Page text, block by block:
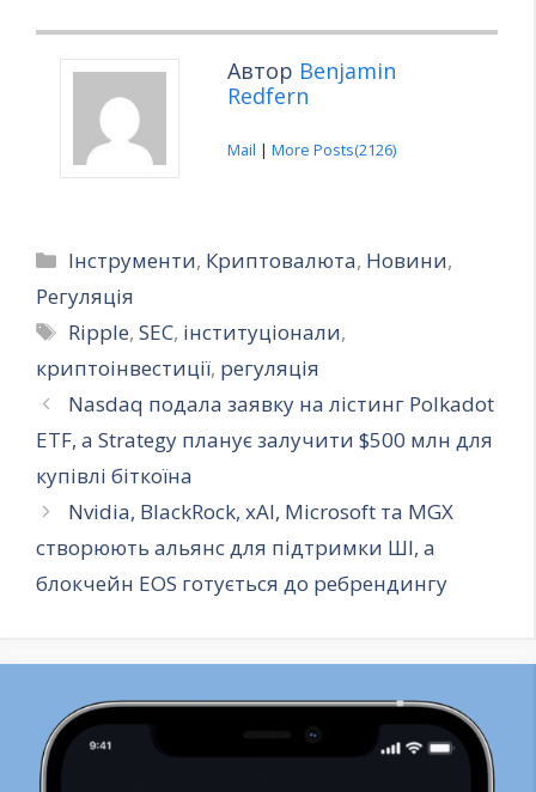
Автор Benjamin
Redfern
Mail | More Posts(2126)
Категорії
Інструменти, Криптовалюта, Новини,
Регуляція
Позначки
Ripple,SEC, інституціонали,
криптоінвестиції, регуляція
Nasdaq подала заявку на лістинг Polkadot
ETF, а Strategy планує залучити $500 млн для
купівлі біткоїна
Nvidia, BlackRock, xAI, Microsoft та MGX
створюють альянс для підтримки ШІ, а
блокчейн EOS готується до ребрендингу